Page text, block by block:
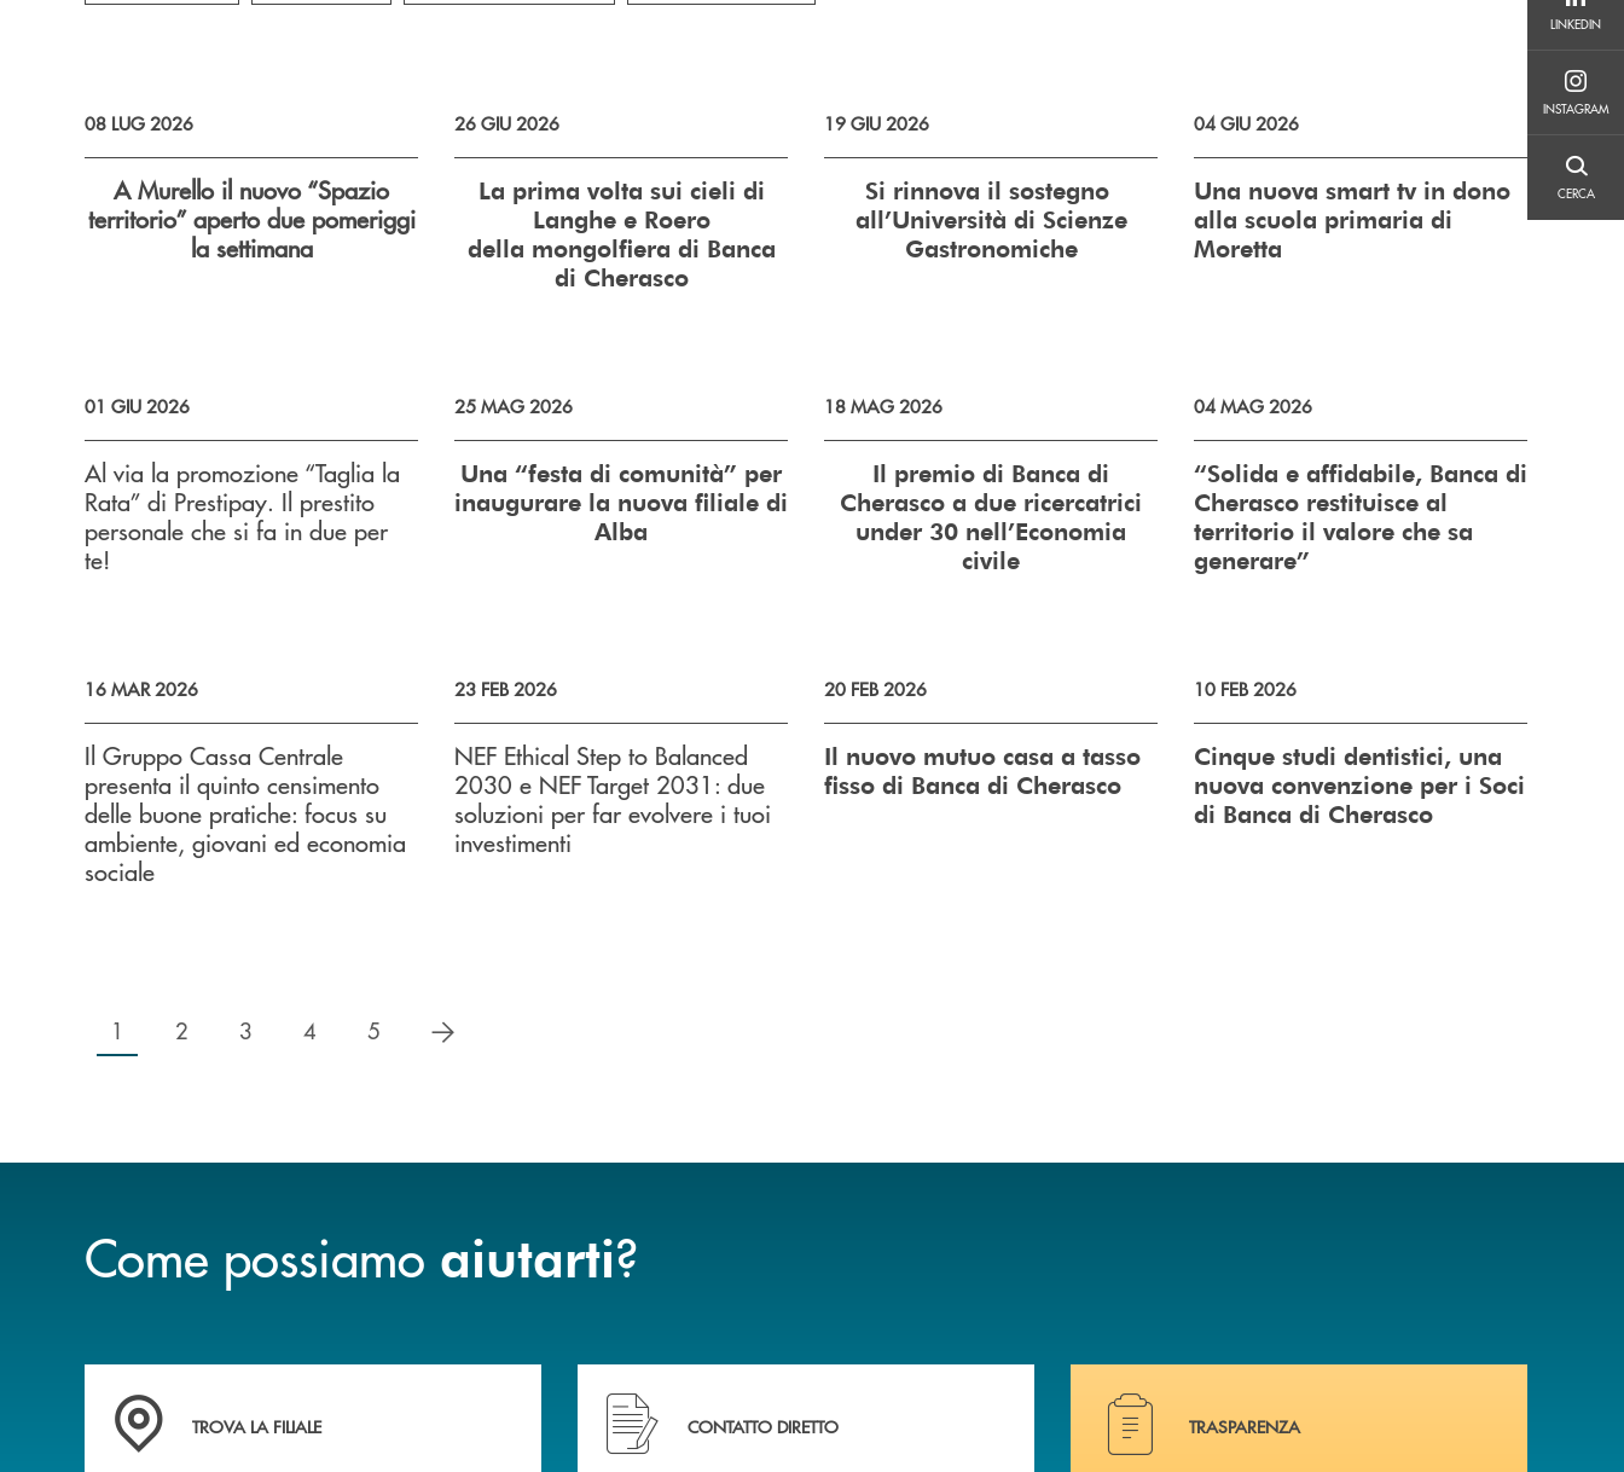
LINKEDIN
INSTAGRAM
CERCA
CERCA
08 LUG 2026
A Murello il nuovo “Spazio
territorio”aperto due pomeriggi
la settimana
26 GIU 2026
La prima volta sui cieli di
Langhe e Roero
della mongolfiera di Banca
di Cherasco
19 GIU 2026
Si rinnova il sostegno
all’Università di Scienze
Gastronomiche
04 GIU 2026
Una nuova smart tv in dono
alla scuola primaria di
Moretta
01 GIU 2026
Al via la promozione “Taglia la
Rata” di Prestipay. Il prestito
personale che si fa in due per
te!
25 MAG 2026
Una “festa di comunità” per
inaugurare la nuova filiale di
Alba
18 MAG 2026
Il premio di Banca di
Cherasco a due ricercatrici
under 30 nell’Economia
civile
04 MAG 2026
“Solida e affidabile, Banca di
Cherasco restituisce al
territorio il valore che sa
generare”
16 MAR 2026
Il Gruppo Cassa Centrale
presenta il quinto censimento
delle buone pratiche: focus su
ambiente, giovani ed economia
sociale
23 FEB 2026
NEF Ethical Step to Balanced
2030 e NEF Target 2031: due
soluzioni per far evolvere i tuoi
investimenti
20 FEB 2026
Il nuovo mutuo casa a tasso
fisso di Banca di Cherasco
10 FEB 2026
Cinque studi dentistici, una
nuova convenzione per i Soci
di Banca di Cherasco
1 2 3 4 5 successivo
Come possiamo aiutarti?
Accedi all' elenco completo delle filiali .
TROVA LA FILIALE
Hai bisogno di assistenza immediata? Contattaci .
CONTATTO DIRETTO
Hai bisogno di alcuni documenti ? Vai alla pagina
TRASPARENZA